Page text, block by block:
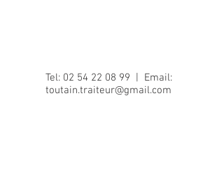
Tel: 02 54 22 08 99 | Email:
toutain.traiteur@gmail.com